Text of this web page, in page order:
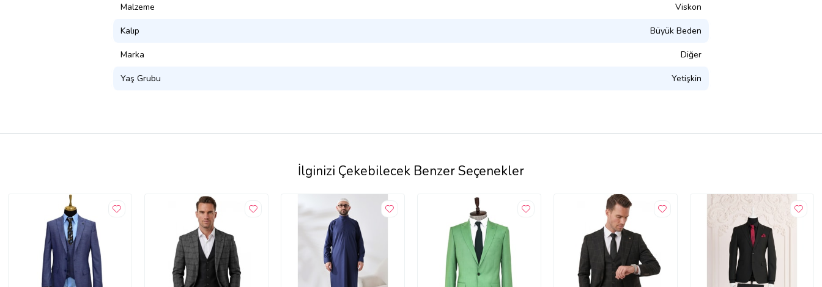
Malzeme Viskon
Kalıp Büyük Beden
Marka Diğer
Yaş Grubu Yetişkin
İlginizi Çekebilecek Benzer Seçenekler